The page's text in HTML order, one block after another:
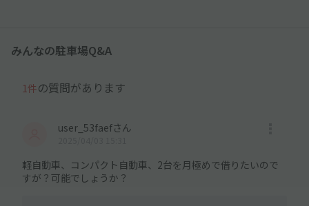
みんなの駐車場Q&A
1件の質問があります
user_53faefさん
軽自動車、コンパクト自動車、2台を月極めで借りたいので
すが？可能でしょうか？